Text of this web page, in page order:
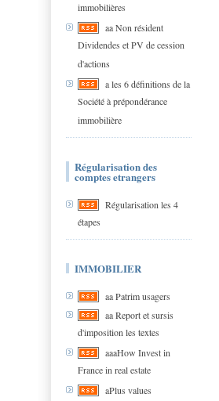
immobilières
aa Non résident
Dividendes et PV de cession
d'actions
a les 6 définitions de la
Société à prépondérance
immobilière
Régularisation des
comptes etrangers
Régularisation les 4
étapes
IMMOBILIER
aa Patrim usagers
aa Report et sursis
d'imposition les textes
aaaHow Invest in
France in real estate
aPlus values